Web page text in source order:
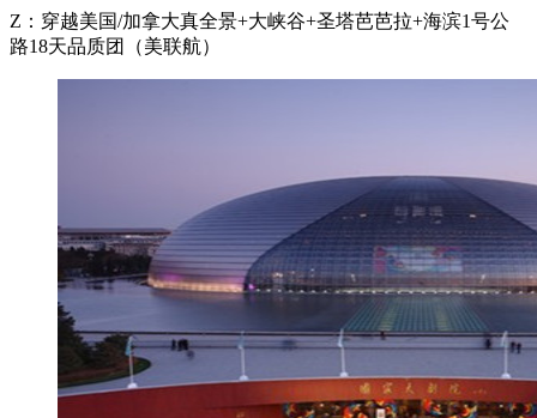
Z：穿越美国/加拿大真全景+大峡谷+圣塔芭芭拉+海滨1号公
路18天品质团（美联航）